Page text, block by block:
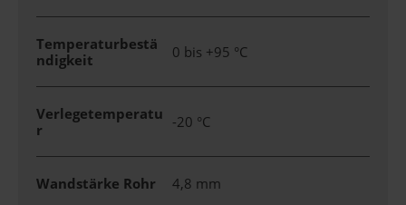
Temperaturbestä
ndigkeit
0 bis +95 °C
Verlegetemperatu
r
-20 °C
Wandstärke Rohr 4,8 mm